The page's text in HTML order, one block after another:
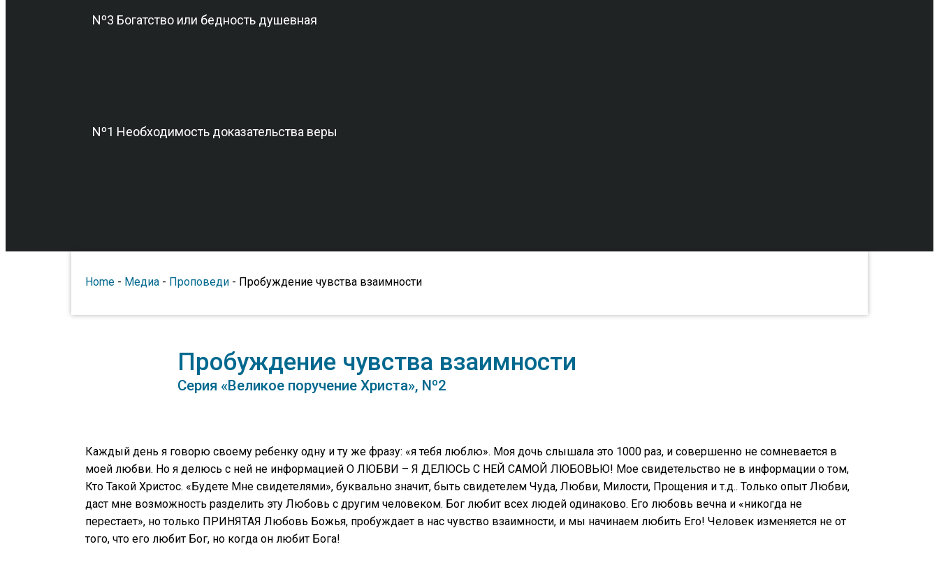
Nº3 Богатство или бедность душевная
Nº1 Необходимость доказательства веры
Home - Медиа - Проповеди - Пробуждение чувства взаимности
Пробуждение чувства взаимности
Серия «Великое поручение Христа», Nº2
Каждый день я говорю своему ребенку одну и ту же фразу: «я тебя люблю». Моя дочь слышала это 1000 раз, и совершенно не сомневается в
моей любви. Но я делюсь с ней не информацией О ЛЮБВИ – Я ДЕЛЮСЬ С НЕЙ САМОЙ ЛЮБОВЬЮ! Мое свидетельство не в информации о том,
Кто Такой Христос. «Будете Мне свидетелями», буквально значит, быть свидетелем Чуда, Любви, Милости, Прощения и т.д.. Только опыт Любви,
даст мне возможность разделить эту Любовь с другим человеком. Бог любит всех людей одинаково. Его любовь вечна и «никогда не
перестает», но только ПРИНЯТАЯ Любовь Божья, пробуждает в нас чувство взаимности, и мы начинаем любить Его! Человек изменяется не от
того, что его любит Бог, но когда он любит Бога!